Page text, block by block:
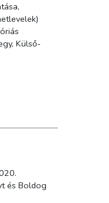
és Boldog